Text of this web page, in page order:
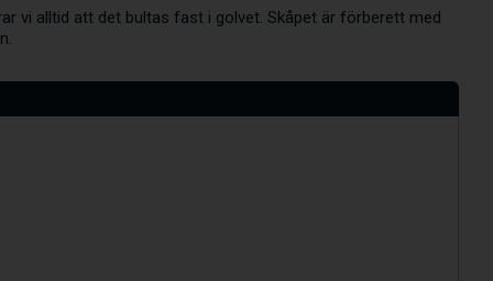
vi alltid att det bultas fast i golvet. Skåpet är förberett med